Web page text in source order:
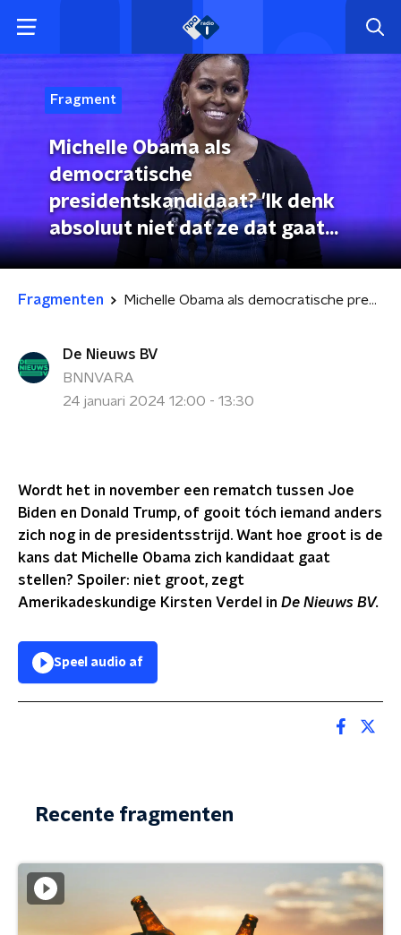
Fragment
Michelle Obama als
democratische
presidentskandidaat? 'Ik denk
absoluut niet dat ze dat gaat
doen'
Fragmenten Michelle Obama als democratische presidentskandidaat? 'Ik denk absoluut niet dat ze dat gaat doen'
De Nieuws BV
BNNVARA
24 januari 2024 12:00 - 13:30
Wordt het in november een rematch tussen Joe
Biden en Donald Trump, of gooit tóch iemand anders
zich nog in de presidentsstrijd. Want hoe groot is de
kans dat Michelle Obama zich kandidaat gaat
stellen? Spoiler: niet groot, zegt
Amerikadeskundige Kirsten Verdel in De Nieuws BV.
Speel audio af
Recente fragmenten